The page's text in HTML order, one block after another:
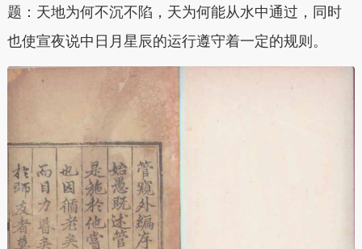
题：天地为何不沉不陷，天为何能从水中通过，同时
也使宣夜说中日月星辰的运行遵守着一定的规则。